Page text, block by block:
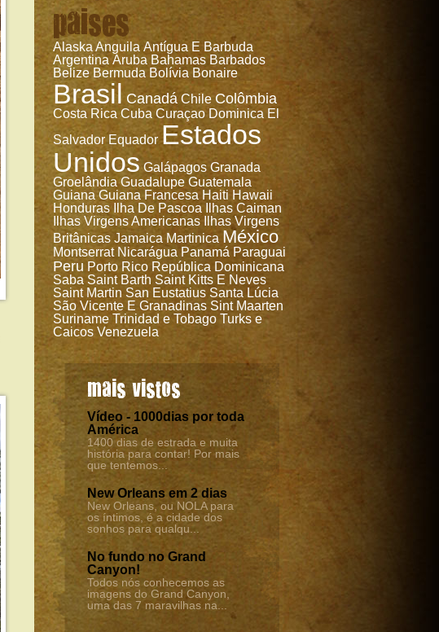
paises
Alaska Anguila Antígua E Barbuda
Argentina Aruba Bahamas Barbados
Belize Bermuda Bolívia Bonaire
Brasil Canadá Chile Colômbia
Costa Rica Cuba Curaçao Dominica El
Salvador Equador Estados
Unidos Galápagos Granada
Groelândia Guadalupe Guatemala
Guiana Guiana Francesa Haiti Hawaii
Honduras Ilha De Pascoa Ilhas Caiman
Ilhas Virgens Americanas
Ilhas Virgens
Britânicas Jamaica Martinica México
Montserrat Nicarágua Panamá Paraguai
Peru Porto Rico República Dominicana
Saba Saint Barth Saint Kitts E Neves
Saint Martin San Eustatius Santa Lúcia
São Vicente E Granadinas Sint Maarten
Suriname Trinidad e Tobago Turks e
Caicos Venezuela
mais vistos
Vídeo - 1000dias por toda
América
1400 dias de estrada e muita
história para contar! Por mais
que tentemos...
New Orleans em 2 dias
New Orleans, ou NOLA para
os íntimos, é a cidade dos
sonhos para qualqu...
No fundo no Grand
Canyon!
Todos nós conhecemos as
imagens do Grand Canyon,
uma das 7 maravilhas na...